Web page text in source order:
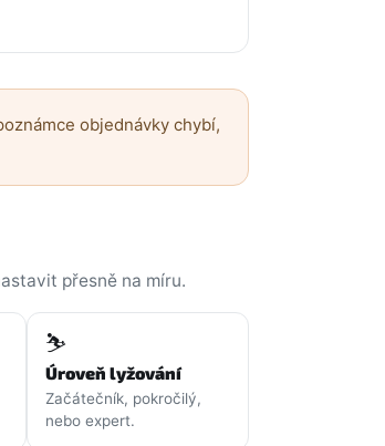
objednávky chybí,
přesně na míru.
⛷️
Úroveň lyžování
Začátečník, pokročilý,
nebo expert.